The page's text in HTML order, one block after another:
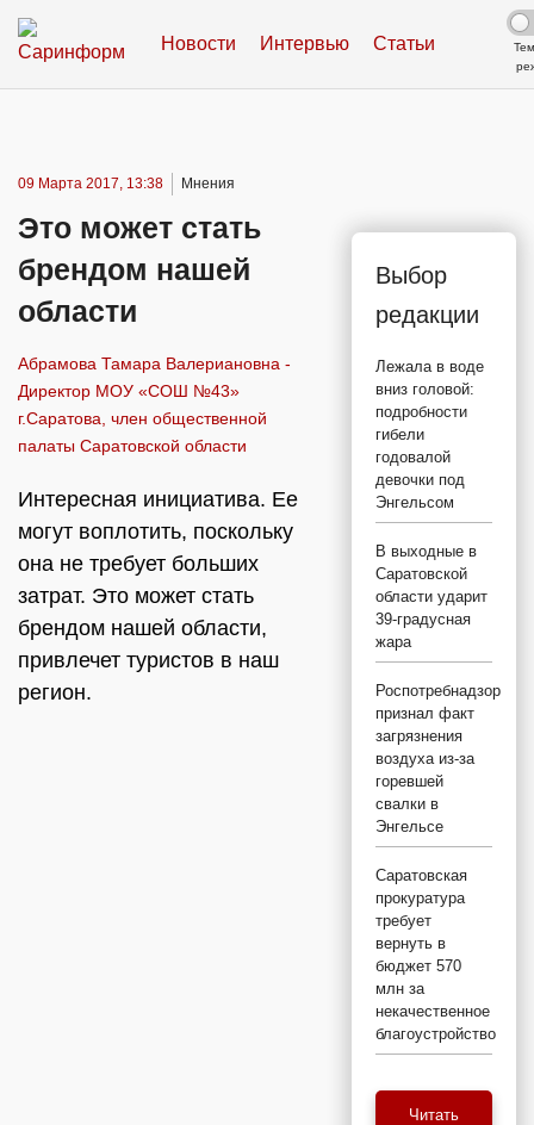
Новости Интервью Статьи
09 Марта 2017, 13:38 Мнения
Это может стать
брендом нашей
области
Абрамова Тамара Валериановна -
Директор МОУ «СОШ №43»
г.Саратова, член общественной
палаты Саратовской области
Интересная инициатива. Ее
могут воплотить, поскольку
она не требует больших
затрат. Это может стать
брендом нашей области,
привлечет туристов в наш
регион.
Выбор
редакции
Лежала в воде
вниз головой:
подробности
гибели
годовалой
девочки под
Энгельсом
В выходные в
Саратовской
области ударит
39-градусная
жара
Роспотребнадзор
признал факт
загрязнения
воздуха из-за
горевшей
свалки в
Энгельсе
Саратовская
прокуратура
требует
вернуть в
бюджет 570
млн за
некачественное
благоустройство
Читать